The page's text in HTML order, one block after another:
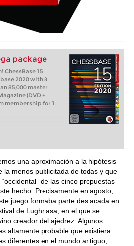
package
ChessBase 15
2020 with 8
85,000 master
(DVD +
membership for 1
una aproximación a la hipótesis
la menos publicitada de todas y que
de las cinco propuestas
hecho. Precisamente en agosto,
juego formaba parte destacada en
de Lughnasa, en el que se
creador del ajedrez. Algunos
altamente probable que existiera
diferentes en el mundo antiguo;